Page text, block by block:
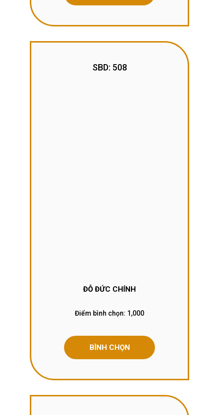
SBD: 508
ĐỖ ĐỨC CHÍNH
Điểm bình chọn: 1,000
BÌNH CHỌN